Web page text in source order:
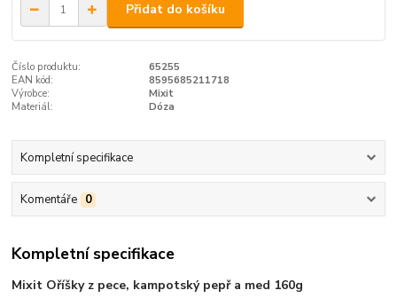
Přidat do košíku
Číslo produktu:
65255
EAN kód:
8595685211718
Výrobce:
Mixit
Materiál:
Dóza
Kompletní specifikace
Komentáře 0
Kompletní specifikace
Mixit Oříšky z pece, kampotský pepř a med 160g